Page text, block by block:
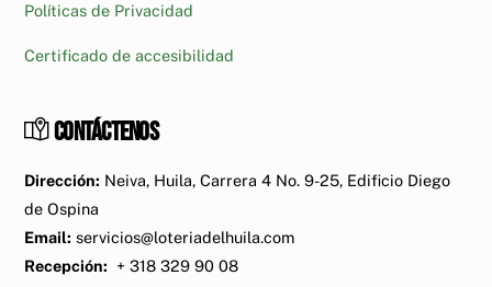
Políticas de Privacidad
Certificado de accesibilidad
Contáctenos
Dirección: Neiva, Huila, Carrera 4 No. 9-25, Edificio Diego
de Ospina
Email: servicios@loteriadelhuila.com
Recepción: + 318 329 90 08